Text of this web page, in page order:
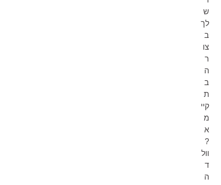
ש
לך
ב
צו
ר
ה
ב
ת
קיי
מ
א
?
וול
ד
ה